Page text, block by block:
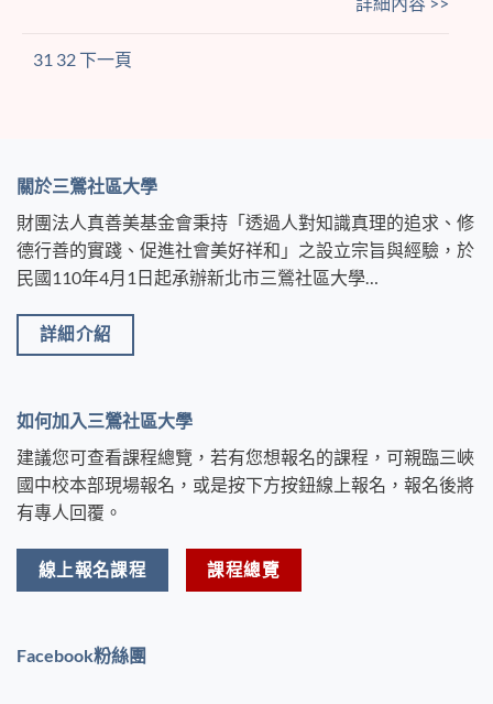
31 32 下一頁
關於三鶯社區大學
財團法人真善美基金會秉持「透過人對知識真理的追求、修
德行善的實踐、促進社會美好祥和」之設立宗旨與經驗，於
民國110年4月1日起承辦新北市三鶯社區大學…
詳細介紹
如何加入三鶯社區大學
建議您可查看課程總覽，若有您想報名的課程，可親臨三峽
國中校本部現場報名，或是按下方按鈕線上報名，報名後將
有專人回覆。
線上報名課程 課程總覽
Facebook粉絲團